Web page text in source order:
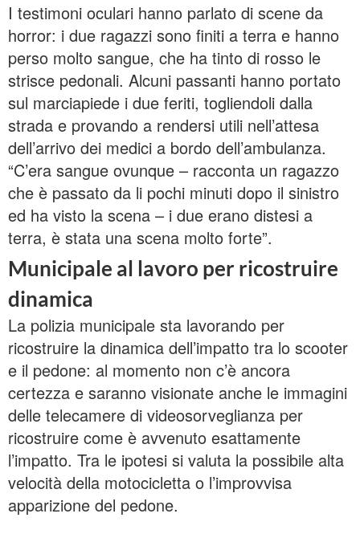
I testimoni oculari hanno parlato di scene da
horror: i due ragazzi sono finiti a terra e hanno
perso molto sangue, che ha tinto di rosso le
strisce pedonali. Alcuni passanti hanno portato
sul marciapiede i due feriti, togliendoli dalla
strada e provando a rendersi utili nell’attesa
dell’arrivo dei medici a bordo dell’ambulanza.
“C’era sangue ovunque – racconta un ragazzo
che è passato da li pochi minuti dopo il sinistro
ed ha visto la scena – i due erano distesi a
terra, è stata una scena molto forte”.
Municipale al lavoro per ricostruire
dinamica
La polizia municipale sta lavorando per
ricostruire la dinamica dell’impatto tra lo scooter
e il pedone: al momento non c’è ancora
certezza e saranno visionate anche le immagini
delle telecamere di videosorveglianza per
ricostruire come è avvenuto esattamente
l’impatto. Tra le ipotesi si valuta la possibile alta
velocità della motocicletta o l’improvvisa
apparizione del pedone.